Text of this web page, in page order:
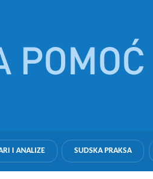
I ANALIZE SUDSKA PRAKSA